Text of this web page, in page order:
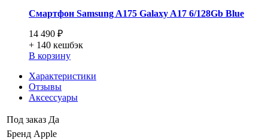
Смартфон Samsung A175 Galaxy A17 6/128Gb Blue
14 490 ₽
+ 140 кешбэк
В корзину
Характеристики
Отзывы
Аксессуары
Под заказ Да
Бренд Apple